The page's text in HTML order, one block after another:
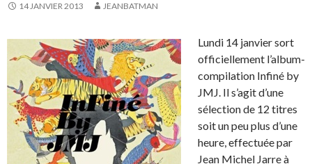
14 JANVIER 2013 JEANBATMAN
Lundi 14 janvier sort
officiellement l’album-
compilation Infiné by
JMJ. Il s’agit d’une
sélection de 12 titres
soit un peu plus d’une
heure, effectuée par
Jean Michel Jarre à